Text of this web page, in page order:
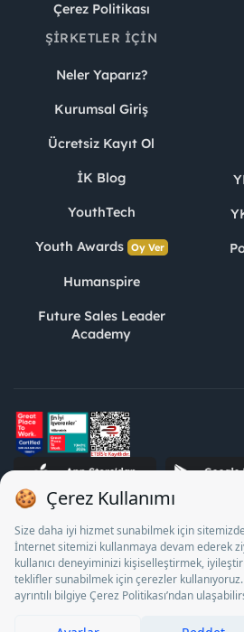
Çerez Politikası
ŞIRKETLER İÇIN
Neler Yaparız?
Kurumsal Giriş
Ücretsiz Kayıt Ol
İK Blog
YouthTech
Youth Awards Oy Ver
Humanspire
Future Sales Leader
Academy
STJ İnsan Kaynakları Bilişim ve
Bürosu Olarak 13/05/2025 - 12/
faaliyette bulunmak üzere,
18/04/2025 tarih ve 18095710
belge ile faaliyet göstermektedir.